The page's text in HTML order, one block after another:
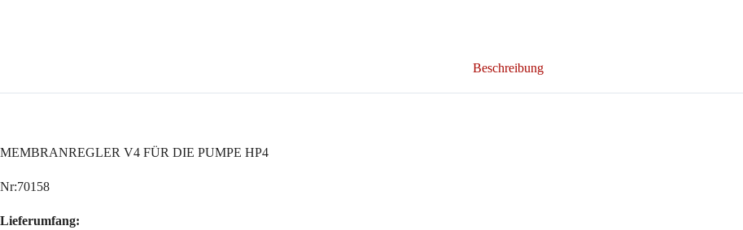
Beschreibung
MEMBRANREGLER V4 FÜR DIE PUMPE HP4
Nr:70158
Lieferumfang: